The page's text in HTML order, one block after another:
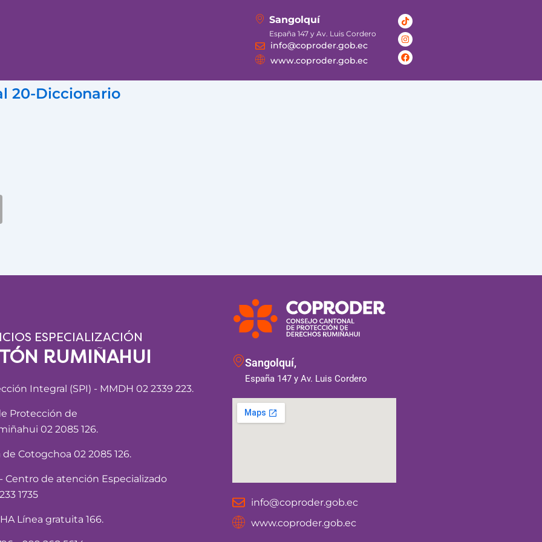
Sangolquí
España 147 y Av. Luis Cordero
info@coproder.gob.ec
www.coproder.gob.ec
Tiktok
Instagram
Facebook
20-Diccionario
ESPECIALIZACIÓN
RUMIÑAHUI
Integral (SPI) - MMDH 02 2339 223.
Protección de
02 2085 126.
Cotogchoa 02 2085 126.
Centro de atención Especializado
1735
Línea gratuita 166.
Sangolquí,
España 147 y Av. Luis Cordero
info@coproder.gob.ec
www.coproder.gob.ec